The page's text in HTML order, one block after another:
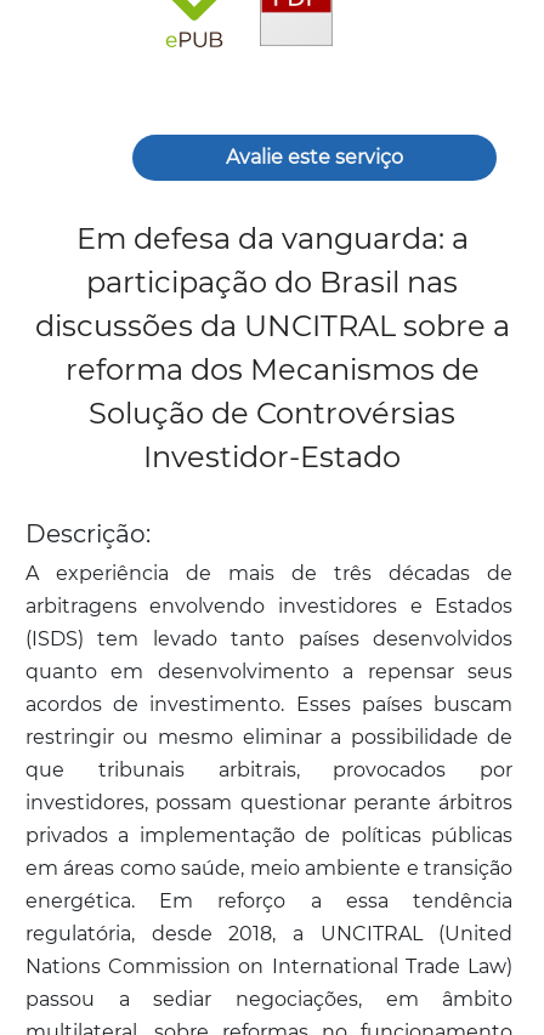
Avalie este serviço
Em defesa da vanguarda: a
participação do Brasil nas
discussões da UNCITRAL sobre a
reforma dos Mecanismos de
Solução de Controvérsias
Investidor-Estado
Descrição:
A experiência de mais de três décadas de
arbitragens envolvendo investidores e Estados
(ISDS) tem levado tanto países desenvolvidos
quanto em desenvolvimento a repensar seus
acordos de investimento. Esses países buscam
restringir ou mesmo eliminar a possibilidade de
que tribunais arbitrais, provocados por
investidores, possam questionar perante árbitros
privados a implementação de políticas públicas
em áreas como saúde, meio ambiente e transição
energética. Em reforço a essa tendência
regulatória, desde 2018, a UNCITRAL (United
Nations Commission on International Trade Law)
passou a sediar negociações, em âmbito